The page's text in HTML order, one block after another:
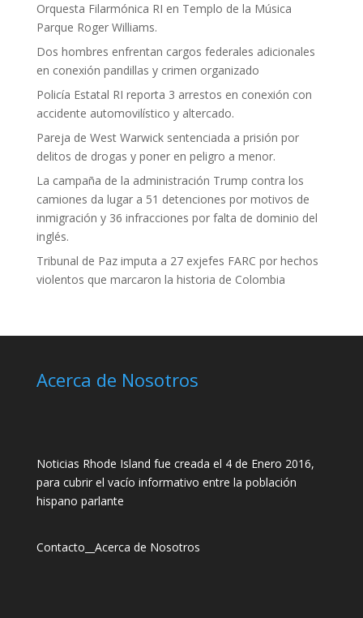
Orquesta Filarmónica RI en Templo de la Música
Parque Roger Williams.
Dos hombres enfrentan cargos federales adicionales
en conexión pandillas y crimen organizado
Policía Estatal RI reporta 3 arrestos en conexión con
accidente automovilístico y altercado.
Pareja de West Warwick sentenciada a prisión por
delitos de drogas y poner en peligro a menor.
La campaña de la administración Trump contra los
camiones da lugar a 51 detenciones por motivos de
inmigración y 36 infracciones por falta de dominio del
inglés.
Tribunal de Paz imputa a 27 exjefes FARC por hechos
violentos que marcaron la historia de Colombia
Acerca de Nosotros
Noticias Rhode Island fue creada el 4 de Enero 2016,
para cubrir el vacío informativo entre la población
hispano parlante
Contacto Acerca de Nosotros